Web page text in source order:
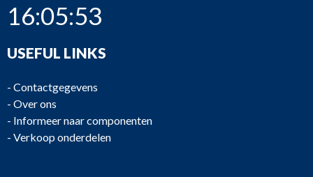
16:05:53
USEFUL LINKS
- Contactgegevens
- Over ons
- Informeer naar componenten
- Verkoop onderdelen